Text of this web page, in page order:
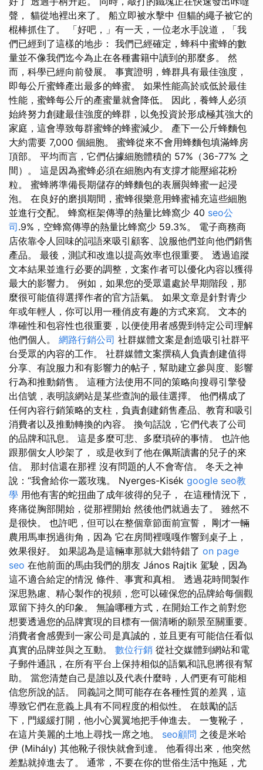
聲， 貓從地裡出來了。 船立即被水擊中 但貓的繩子被它的
棍棒抓住了。 「好吧，」有一天，一位老水手說道，「我
們已經到了這樣的地步： 我們已經確定，蜂科中蜜蜂的數
量並不像我們迄今為止在各種書籍中讀到的那麼多。 然
而，科學已經向前發展。 事實證明，蜂群具有最佳強度，
即每公斤蜜蜂產出最多的蜂蜜。 如果性能高於或低於最佳
性能，蜜蜂每公斤的產蜜量就會降低。 因此，養蜂人必須
始終努力創建最佳強度的蜂群，以免投資於形成極其強大的
家庭，這會導致每群蜜蜂的蜂蜜減少。 產下一公斤蜂麵包
大約需要 7,000 個細胞。 蜜蜂從來不會用蜂麵包填滿蜂房
頂部。 平均而言，它們佔據細胞體積的 57%（36-77% 之
間）。 這是因為蜜蜂必須在細胞內有支撐才能壓縮花粉
粒。 蜜蜂將準備長期儲存的蜂麵包的表層與蜂蜜一起浸
泡。 在良好的磨損期間，蜜蜂很樂意用蜂蜜補充這些細胞
並進行交配。 蜂窩框架傳導的熱量比蜂窩少 40 seo公
司.9%，空蜂窩傳導的熱量比蜂窩少 59.3%。 電子商務商
店依靠令人回味的詞語來吸引顧客、說服他們並向他們銷售
產品。 最後，測試和改進以提高效率也很重要。 透過追蹤
文本結果並進行必要的調整，文案作者可以優化內容以獲得
最大的影響力。 例如，如果您的受眾還處於早期階段，那
麼很可能值得選擇作者的官方語氣。 如果文章是針對青少
年或年輕人，你可以用一種俏皮有趣的方式來寫。 文本的
準確性和包容性也很重要，以便使用者感覺到特定公司理解
他們個人。 網路行銷公司 社群媒體文案是創造吸引社群平
台受眾的內容的工作。 社群媒體文案撰稿人負責創建值得
分享、有說服力和有影響力的帖子，幫助建立參與度、影響
行為和推動銷售。 這種方法使用不同的策略向搜尋引擎發
出信號，表明該網站是某些查詢的最佳選擇。 他們構成了
任何內容行銷策略的支柱，負責創建銷售產品、教育和吸引
消費者以及推動轉換的內容。 換句話說，它們代表了公司
的品牌和訊息。 這是多麼可悲、多麼瑣碎的事情。 也許他
跟那個女人吵架了， 或是收到了他在佩斯讀書的兒子的來
信。 那封信還在那裡 沒有問題的人不會寄信。 冬天之神
說：“我會給你一叢玫瑰。 Nyerges-Kisék google seo教
學 用他有害的蛇扭曲了成年彼得的兒子， 在這種情況下，
疼痛從胸部開始，從那裡開始 然後他們就過去了。 雖然不
是很快。 也許吧，但可以在整個章節面前宣誓， 剛才一輛
農用馬車拐過街角，因為 它在房間裡嘎嘎作響到桌子上，
效果很好。 如果認為是這輛車那就大錯特錯了 on page
seo 在他前面的馬由我們的朋友 János Rajtik 駕駛，因為
這不適合給定的情況 條件、事實和真相。 透過花時間製作
深思熟慮、精心製作的視頻，您可以確保您的品牌給每個觀
眾留下持久的印象。 無論哪種方式，在開始工作之前對您
想要透過您的品牌實現的目標有一個清晰的願景至關重要。
消費者會感覺到一家公司是真誠的，並且更有可能信任看似
真實的品牌並與之互動。 數位行銷 從社交媒體到網站和電
子郵件通訊，在所有平台上保持相似的語氣和訊息將很有幫
助。 當您清楚自己是誰以及代表什麼時，人們更有可能相
信您所說的話。 同義詞之間可能存在各種性質的差異，這
導致它們在意義上具有不同程度的相似性。 在鼓勵的話
下，門緩緩打開，他小心翼翼地把手伸進去。 一隻靴子，
在這片美麗的土地上尋找一席之地。 seo顧問 之後是米哈
伊 (Mihály) 其他靴子很快就會到達。 他看得出來，他突然
差點就掉進去了。 通常，不要在你的世俗生活中拖延，尤